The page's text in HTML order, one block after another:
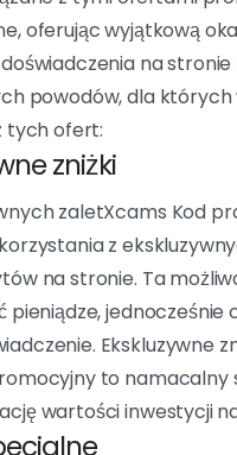
daje Ci możliwość
sesji wideo na żywo.
kod
są korzyści?
Xcams kod
którzy
przyjemność z
z tymi ofertami
oferując wyjątkową
na
powodów, dla
tych ofert: